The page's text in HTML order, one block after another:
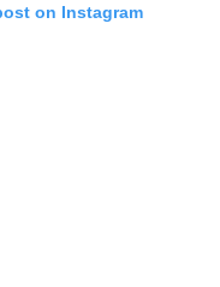
on Instagram